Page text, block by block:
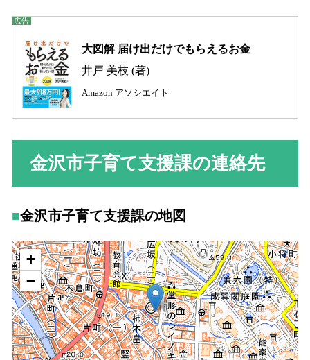
大図解 届け出だけでもらえるお金
井戸 美枝 (著)
Amazon アソシエイト
金沢市子育て支援課の連絡先
金沢市子育て支援課の地図